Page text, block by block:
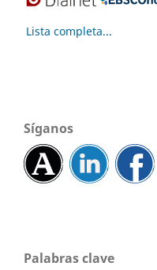
Lista completa...
Síganos
Palabras clave